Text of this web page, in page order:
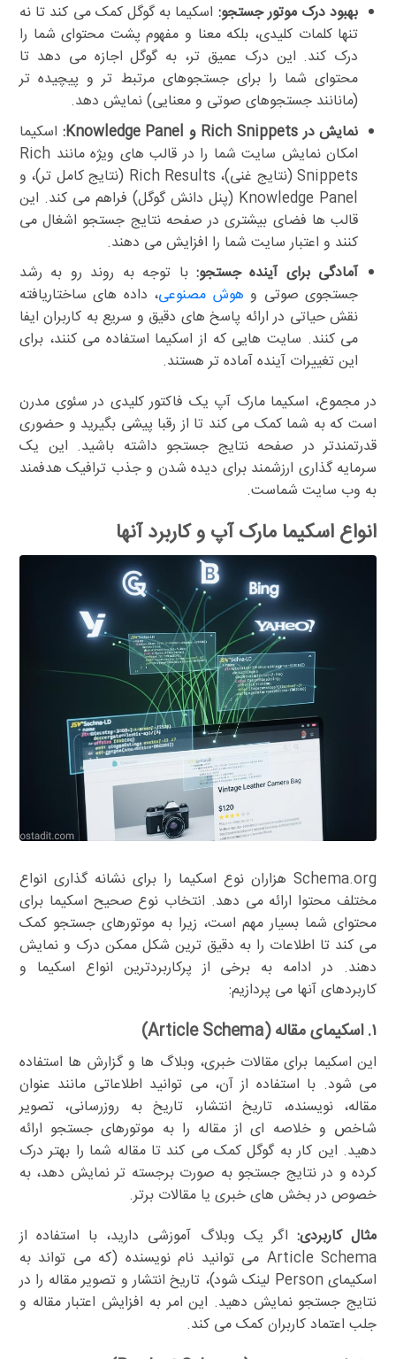
بهبود درک موتور جستجو: اسکیما به گوگل کمک می کند تا نه
تنها کلمات کلیدی، بلکه معنا و مفهوم پشت محتوای شما را
درک کند. این درک عمیق تر، به گوگل اجازه می دهد تا
محتوای شما را برای جستجوهای مرتبط تر و پیچیده تر
(مانانند جستجوهای صوتی و معنایی) نمایش دهد.
نمایش در Rich Snippets و Knowledge Panel:
اسکیما
امکان نمایش سایت شما را در قالب های ویژه مانند Rich
Snippets (نتایج غنی)، Rich Results (نتایج کامل تر)، و
Knowledge Panel (پنل دانش گوگل) فراهم می کند. این
قالب ها فضای بیشتری در صفحه نتایج جستجو اشغال می
کنند و اعتبار سایت شما را افزایش می دهند.
آمادگی برای آینده جستجو: با توجه به روند رو به رشد
جستجوی صوتی و هوش مصنوعی، داده های ساختاریافته
نقش حیاتی در ارائه پاسخ های دقیق و سریع به کاربران ایفا
می کنند. سایت هایی که از اسکیما استفاده می کنند، برای
این تغییرات آینده آماده تر هستند.
در مجموع، اسکیما مارک آپ یک فاکتور کلیدی در سئوی مدرن
است که به شما کمک می کند تا از رقبا پیشی بگیرید و حضوری
قدرتمندتر در صفحه نتایج جستجو داشته باشید. این یک
سرمایه گذاری ارزشمند برای دیده شدن و جذب ترافیک هدفمند
به وب سایت شماست.
انواع اسکیما مارک آپ و کاربرد آنها
Schema.org هزاران نوع اسکیما را برای نشانه گذاری انواع
مختلف محتوا ارائه می دهد. انتخاب نوع صحیح اسکیما برای
محتوای شما بسیار مهم است، زیرا به موتورهای جستجو کمک
می کند تا اطلاعات را به دقیق ترین شکل ممکن درک و نمایش
دهند. در ادامه به برخی از پرکاربردترین انواع اسکیما و
کاربردهای آنها می پردازیم:
۱. اسکیمای مقاله (Article Schema)
این اسکیما برای مقالات خبری، وبلاگ ها و گزارش ها استفاده
می شود. با استفاده از آن، می توانید اطلاعاتی مانند عنوان
مقاله، نویسنده، تاریخ انتشار، تاریخ به روزرسانی، تصویر
شاخص و خلاصه ای از مقاله را به موتورهای جستجو ارائه
دهید. این کار به گوگل کمک می کند تا مقاله شما را بهتر درک
کرده و در نتایج جستجو به صورت برجسته تر نمایش دهد، به
خصوص در بخش های خبری یا مقالات برتر.
مثال کاربردی: اگر یک وبلاگ آموزشی دارید، با استفاده از
Article Schema می توانید نام نویسنده (که می تواند به
اسکیمای Person لینک شود)، تاریخ انتشار و تصویر مقاله را در
نتایج جستجو نمایش دهید. این امر به افزایش اعتبار مقاله و
جلب اعتماد کاربران کمک می کند.